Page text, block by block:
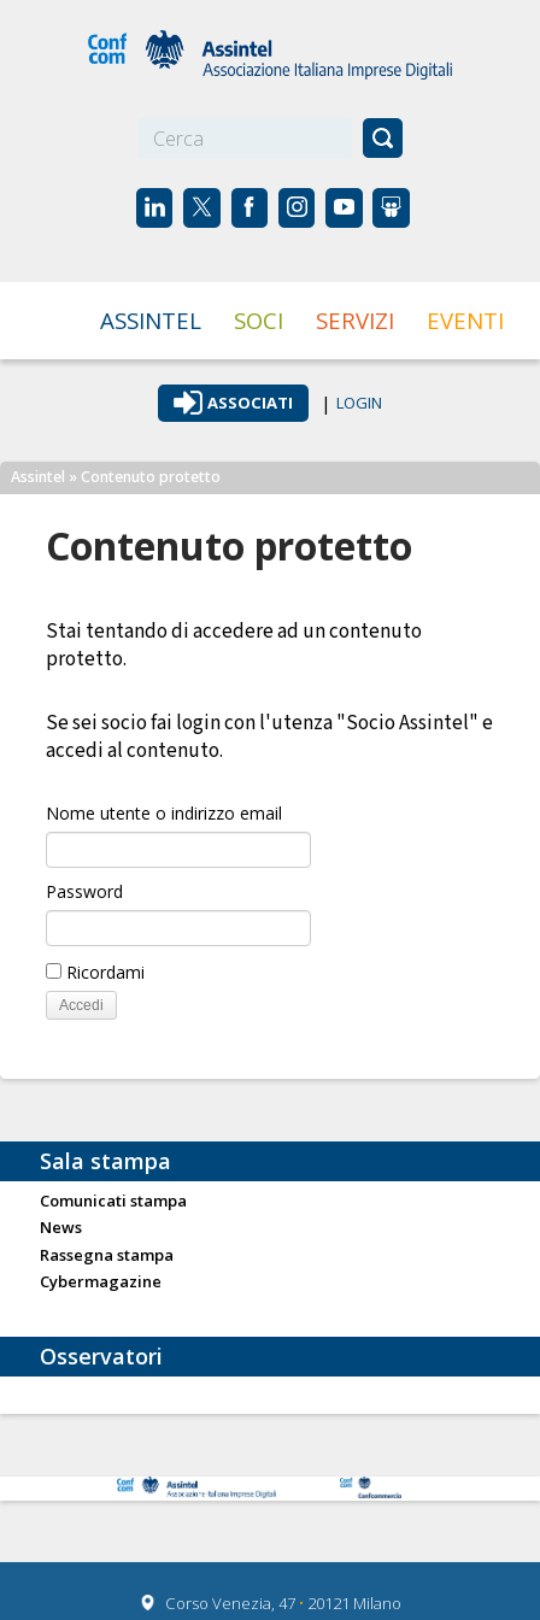
ASSINTEL SOCI SERVIZI EVENTI
ASSOCIATI | LOGIN
Assintel » Contenuto protetto
Contenuto protetto
Stai tentando di accedere ad un contenuto
protetto.
Se sei socio fai login con l'utenza "Socio Assintel" e
accedi al contenuto.
Nome utente o indirizzo email
Password
Ricordami
Sala stampa
Comunicati stampa
News
Rassegna stampa
Cybermagazine
Osservatori
Corso Venezia, 47 • 20121 Milano